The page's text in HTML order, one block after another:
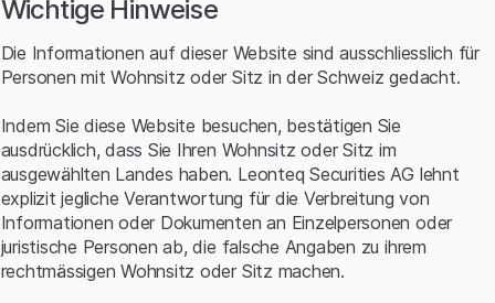
Serverfehler.
Wichtige Hinweise
Die Informationen auf dieser Website sind ausschliesslich für
Personen mit Wohnsitz oder Sitz in der Schweiz gedacht.
Indem Sie diese Website besuchen, bestätigen Sie
ausdrücklich, dass Sie Ihren Wohnsitz oder Sitz im
ausgewählten Landes haben. Leonteq Securities AG lehnt
explizit jegliche Verantwortung für die Verbreitung von
Informationen oder Dokumenten an Einzelpersonen oder
juristische Personen ab, die falsche Angaben zu ihrem
rechtmässigen Wohnsitz oder Sitz machen.